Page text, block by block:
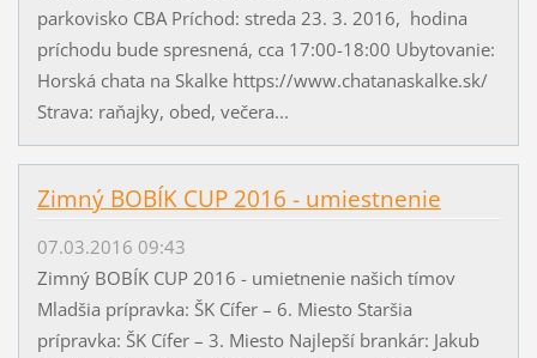
parkovisko CBA Príchod: streda 23. 3. 2016, hodina
príchodu bude spresnená, cca 17:00-18:00 Ubytovanie:
Horská chata na Skalke https://www.chatanaskalke.sk/
Strava: raňajky, obed, večera...
Zimný BOBÍK CUP 2016 - umiestnenie
07.03.2016 09:43
Zimný BOBÍK CUP 2016 - umietnenie našich tímov
Mladšia prípravka: ŠK Cífer – 6. Miesto Staršia
prípravka: ŠK Cífer – 3. Miesto Najlepší brankár: Jakub